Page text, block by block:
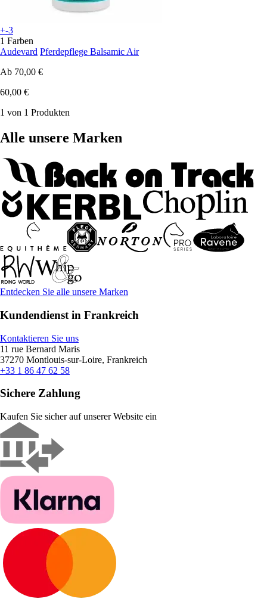
+-3
1 Farben
Audevard Pferdepflege Balsamic Air
Ab 70,00 €
60,00 €
1 von 1 Produkten
Alle unsere Marken
Entdecken Sie alle unsere Marken
Kundendienst in Frankreich
Kontaktieren Sie uns
11 rue Bernard Maris
37270 Montlouis-sur-Loire, Frankreich
+33 1 86 47 62 58
Sichere Zahlung
Kaufen Sie sicher auf unserer Website ein